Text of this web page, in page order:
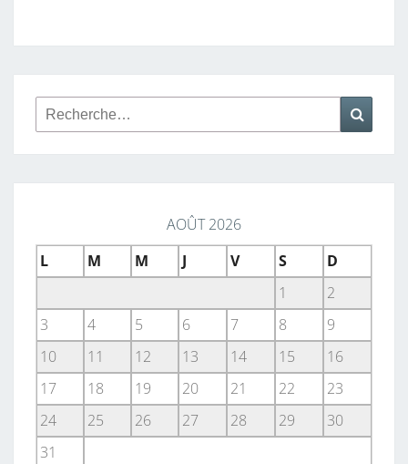
Rechercher :
AOÛT 2026
L
M M J V S
D
1
2
3
4 5 6 7 8
9
10
11 12 13 14 15
16
17
18 19 20 21 22
23
24
25 26 27 28 29
30
31